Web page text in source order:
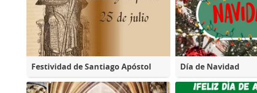
Festividad de Santiago Apóstol Día de Navidad